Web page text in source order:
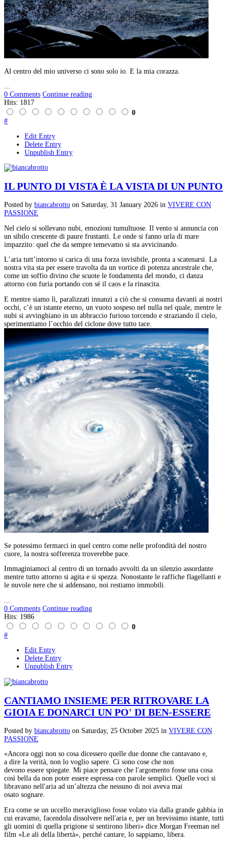
Al centro del mio universo ci sono solo io. E la mia corazza.
...
0 Comments Continue reading
Hits: 1817
0
#
Edit Entry
Delete Entry
Unpublish Entry
IL PUNTO DI VISTA È LA VISTA DI UN PUNTO
Posted by biancabrotto on Saturday, 31 January 2026 in VIVERE CON
PASSIONE
Nel cielo si sollevano nubi, emozioni tumultuose. Il vento si annuncia con
un sibilo crescente di paure frustanti. Le onde si fanno urla di mare
impazzito: quel che da sempre temevamo si sta avvicinando.
L’aria tutt’intorno si carica di una forza invisibile, pronta a scatenarsi. La
nostra vita sta per essere travolta da un vortice di potenza ancestrale che,
come un soffio divino che scuote le fondamenta del mondo, ci danza
attorno con furia portando con sé il caos e la rinascita.
E mentre siamo lì, paralizzati innanzi a ciò che si consuma davanti ai nostri
occhi, c’è un istante eterno, un vuoto sospeso nel nulla nel quale, mentre le
nubi si avvinghiano in un abbraccio furioso torcendo e straziando il cielo,
sperimentiamo l’occhio del ciclone dove tutto tace.
Se potessimo fermarci in quel centro come nelle profondità del nostro
cuore, la nostra sofferenza troverebbe pace.
Immaginiamoci al centro di un tornado avvolti da un silenzio assordante
mentre tutto attorno si agita e si spezza. Nonostante le raffiche flagellanti e
le nuvole nere che si addensano, noi restiamo immobili.
0 Comments Continue reading
Hits: 1986
0
#
Edit Entry
Delete Entry
Unpublish Entry
CANTIAMO INSIEME PER RITROVARE LA
GIOIA E DONARCI UN PO' DI BEN-ESSERE
Posted by biancabrotto on Saturday, 25 October 2025 in VIVERE CON
PASSIONE
«Ancora oggi non so cosa dicessero quelle due donne che cantavano e,
a dire la verità, non lo voglio sapere. Ci sono cose che non
devono essere spiegate. Mi piace pensare che l'argomento fosse una cosa
così bella da non poter essere espressa con parole semplici. Quelle voci si
libravano nell'aria ad un’altezza che nessuno di noi aveva mai
osato sognare.
Era come se un uccello meraviglioso fosse volato via dalla grande gabbia in
cui eravamo, facendola dissolvere nell'aria e, per un brevissimo istante, tutti
gli uomini di quella prigione si sentirono liberi» dice Morgan Freeman nel
film «Le ali della libertà», perché cantare, lo sappiamo, libera.